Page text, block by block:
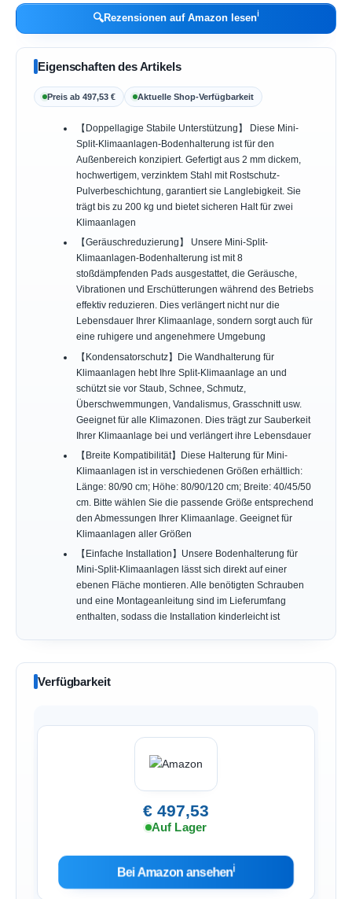
🔍Rezensionen auf Amazon lesenℹ︎
Eigenschaften des Artikels
Preis ab 497,53 € Aktuelle Shop-Verfügbarkeit
【Doppellagige Stabile Unterstützung】 Diese Mini-
Split-Klimaanlagen-Bodenhalterung ist für den
Außenbereich konzipiert. Gefertigt aus 2 mm dickem,
hochwertigem, verzinktem Stahl mit Rostschutz-
Pulverbeschichtung, garantiert sie Langlebigkeit. Sie
trägt bis zu 200 kg und bietet sicheren Halt für zwei
Klimaanlagen
【Geräuschreduzierung】 Unsere Mini-Split-
Klimaanlagen-Bodenhalterung ist mit 8
stoßdämpfenden Pads ausgestattet, die Geräusche,
Vibrationen und Erschütterungen während des Betriebs
effektiv reduzieren. Dies verlängert nicht nur die
Lebensdauer Ihrer Klimaanlage, sondern sorgt auch für
eine ruhigere und angenehmere Umgebung
【Kondensatorschutz】Die Wandhalterung für
Klimaanlagen hebt Ihre Split-Klimaanlage an und
schützt sie vor Staub, Schnee, Schmutz,
Überschwemmungen, Vandalismus, Grasschnitt usw.
Geeignet für alle Klimazonen. Dies trägt zur Sauberkeit
Ihrer Klimaanlage bei und verlängert ihre Lebensdauer
【Breite Kompatibilität】Diese Halterung für Mini-
Klimaanlagen ist in verschiedenen Größen erhältlich:
Länge: 80/90 cm; Höhe: 80/90/120 cm; Breite: 40/45/50
cm. Bitte wählen Sie die passende Größe entsprechend
den Abmessungen Ihrer Klimaanlage. Geeignet für
Klimaanlagen aller Größen
【Einfache Installation】Unsere Bodenhalterung für
Mini-Split-Klimaanlagen lässt sich direkt auf einer
ebenen Fläche montieren. Alle benötigten Schrauben
und eine Montageanleitung sind im Lieferumfang
enthalten, sodass die Installation kinderleicht ist
Verfügbarkeit
€ 497,53
Auf Lager
Bei Amazon ansehenℹ︎